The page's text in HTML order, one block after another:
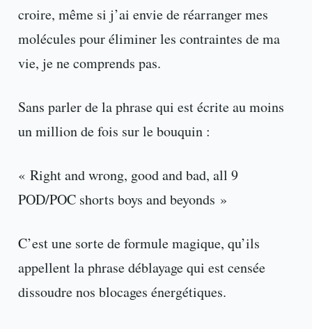
croire, même si j’ai envie de réarranger mes
molécules pour éliminer les contraintes de ma
vie, je ne comprends pas.
Sans parler de la phrase qui est écrite au moins
un million de fois sur le bouquin :
« Right and wrong, good and bad, all 9
POD/POC shorts boys and beyonds »
C’est une sorte de formule magique, qu’ils
appellent la phrase déblayage qui est censée
dissoudre nos blocages énergétiques.